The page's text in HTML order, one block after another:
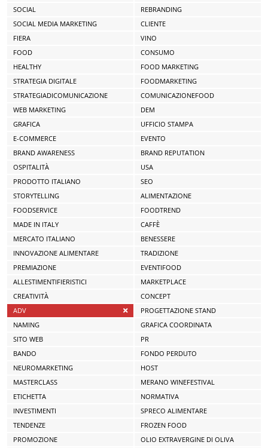
SOCIAL
REBRANDING
SOCIAL MEDIA MARKETING
CLIENTE
FIERA
VINO
FOOD
CONSUMO
HEALTHY
FOOD MARKETING
STRATEGIA DIGITALE
FOODMARKETING
STRATEGIADICOMUNICAZIONE
COMUNICAZIONEFOOD
WEB MARKETING
DEM
GRAFICA
UFFICIO STAMPA
E-COMMERCE
EVENTO
BRAND AWARENESS
BRAND REPUTATION
OSPITALITÀ
USA
PRODOTTO ITALIANO
SEO
STORYTELLING
ALIMENTAZIONE
FOODSERVICE
FOODTREND
MADE IN ITALY
CAFFÈ
MERCATO ITALIANO
BENESSERE
INNOVAZIONE ALIMENTARE
TRADIZIONE
PREMIAZIONE
EVENTIFOOD
ALLESTIMENTIFIERISTICI
MARKETPLACE
CREATIVITÀ
CONCEPT
ADV
PROGETTAZIONE STAND
NAMING
GRAFICA COORDINATA
SITO WEB
PR
BANDO
FONDO PERDUTO
NEUROMARKETING
HOST
MASTERCLASS
MERANO WINEFESTIVAL
ETICHETTA
NORMATIVA
INVESTIMENTI
SPRECO ALIMENTARE
TENDENZE
FROZEN FOOD
PROMOZIONE
OLIO EXTRAVERGINE DI OLIVA